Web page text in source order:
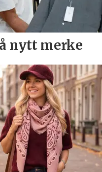
nytt merke